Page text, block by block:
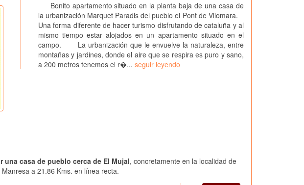
Bonito apartamento situado en la planta baja de una casa de
la urbanización Marquet Paradis del pueblo el Pont de Vilomara.
Una forma diferente de hacer turismo disfrutando de cataluña y al
mismo tiempo estar alojados en un apartamento situado en el
campo. La urbanización que le envuelve la naturaleza, entre
montañas y jardines, donde el aire que se respira es puro y sano,
a 200 metros tenemos el r�... seguir leyendo
una casa de pueblo cerca de El Mujal, concretamente en la localidad de
Manresa a 21.86 Kms. en línea recta.